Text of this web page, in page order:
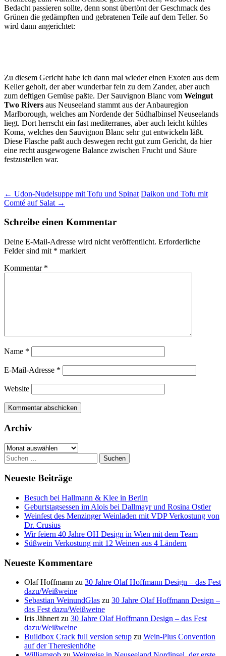
Bedacht passieren sollte, denn sonst übertönt der Geschmack des
Grünen die gedämpften und gebratenen Teile auf dem Teller. So
wird dann angerichtet:
Zu diesem Gericht habe ich dann mal wieder einen Exoten aus dem
Keller geholt, der aber wunderbar fein zu dem Zander, aber auch
zum deftigen Gemüse paßte. Der Sauvignon Blanc vom Weingut
Two Rivers aus Neuseeland stammt aus der Anbauregion
Marlborough, welches am Nordende der Südhalbinsel Neuseelands
liegt. Dort herrscht ein fast mediterranes, aber auch leicht kühles
Koma, welches den Sauvignon Blanc sehr gut entwickeln läßt.
Diese Flasche paßt auch deswegen recht gut zum Gericht, da hier
eine recht ausgewogene Balance zwischen Frucht und Säure
festzustellen war.
Beitragsnavigation
← Udon-Nudelsuppe mit Tofu und Spinat Daikon und Tofu mit
Comté auf Salat →
Schreibe einen Kommentar
Deine E-Mail-Adresse wird nicht veröffentlicht. Erforderliche
Felder sind mit * markiert
Kommentar *
Name *
E-Mail-Adresse *
Website
Archiv
Archiv
Suchen
nach:
Neueste Beiträge
Besuch bei Hallmann & Klee in Berlin
Geburtstagsessen im Alois bei Dallmayr und Rosina Ostler
Weinfest des Menzinger Weinladen mit VDP Verkostung von
Dr. Crusius
Wir feiern 40 Jahre OH Design in Wien mit dem Team
Süßwein Verkostung mit 12 Weinen aus 4 Ländern
Neueste Kommentare
Olaf Hoffmann zu 30 Jahre Olaf Hoffmann Design – das Fest
dazu/Weißweine
Sebastian WeinundGlas zu 30 Jahre Olaf Hoffmann Design –
das Fest dazu/Weißweine
Iris Jähnertzu 30 Jahre Olaf Hoffmann Design – das Fest
dazu/Weißweine
Buildbox Crack full version setup zu Wein-Plus Convention
auf der Theresienhöhe